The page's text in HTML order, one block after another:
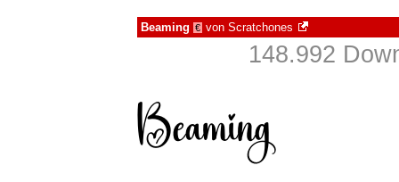
Beaming € von Scratchones
148.992